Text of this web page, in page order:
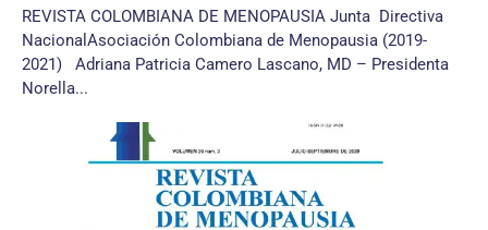
REVISTA COLOMBIANA DE MENOPAUSIA Junta Directiva
NacionalAsociación Colombiana de Menopausia (2019-
2021) Adriana Patricia Camero Lascano, MD – Presidenta
Norella...